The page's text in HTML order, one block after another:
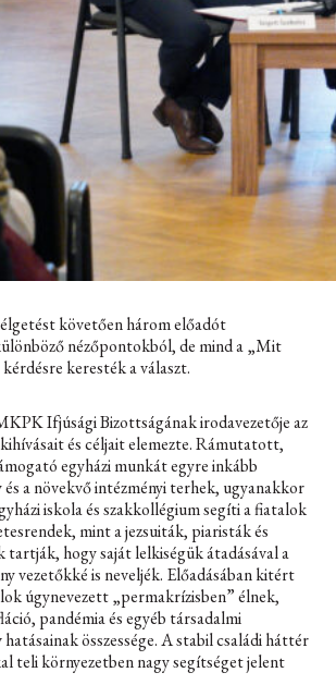
követően három előadót
nézőpontokból, de mind a „Mit
keresték a választ.
Ifjúsági Bizottságának irodavezetője az
és céljait elemezte. Rámutatott,
egyházi munkát egyre inkább
és a növekvő intézményi terhek, ugyanakkor
iskola és szakkollégium segíti a fiatalok
mint a jezsuiták, piaristák és
tartják, hogy saját lelkiségük átadásával a
vezetőkké is neveljék. Előadásában kitért
úgynevezett „permakrízisben” élnek,
pandémia és egyéb társadalmi
összessége. A stabil családi háttér
teli környezetben nagy segítséget jelent